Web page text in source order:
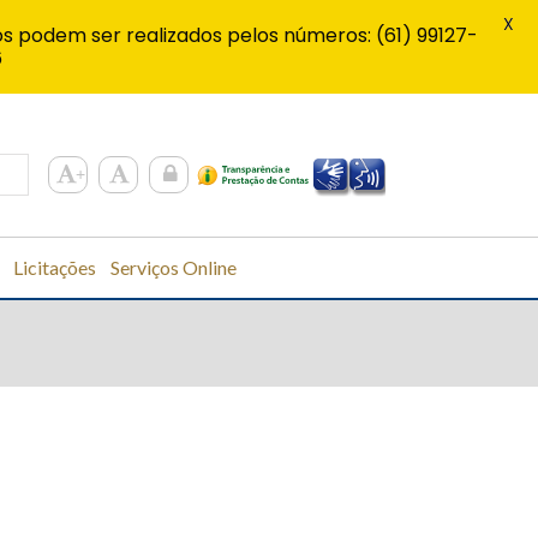
Licitações Serviços Online
ser realizados pelos números: (61) 99127-
X